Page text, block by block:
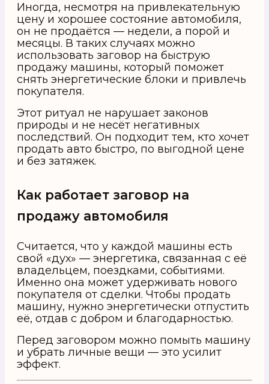
Иногда, несмотря на привлекательную
цену и хорошее состояние автомобиля,
он не продаётся — недели, а порой и
месяцы. В таких случаях можно
использовать заговор на быструю
продажу машины, который поможет
снять энергетические блоки и привлечь
покупателя.
Этот ритуал не нарушает законов
природы и не несёт негативных
последствий. Он подходит тем, кто хочет
продать авто быстро, по выгодной цене
и без затяжек.
Как работает заговор на
продажу автомобиля
Считается, что у каждой машины есть
свой «дух» — энергетика, связанная с её
владельцем, поездками, событиями.
Именно она может удерживать нового
покупателя от сделки. Чтобы продать
машину, нужно энергетически отпустить
её, отдав с добром и благодарностью.
Перед заговором можно помыть машину
и убрать личные вещи — это усилит
эффект.